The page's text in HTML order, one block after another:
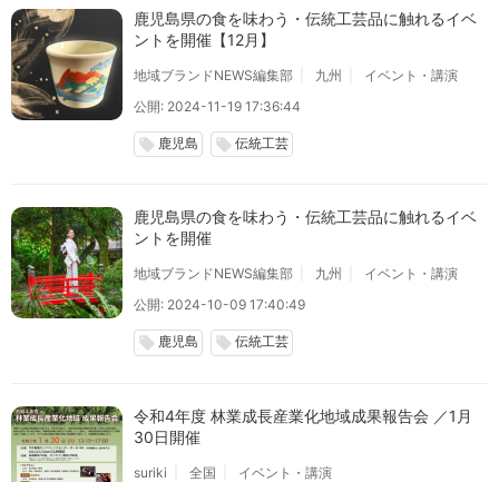
鹿児島県の食を味わう・伝統工芸品に触れるイベ
ントを開催【12月】
地域ブランドNEWS編集部 九州
イベント・講演
公開: 2024-11-19 17:36:44
local_offer 鹿児島 local_offer 伝統工芸
鹿児島県の食を味わう・伝統工芸品に触れるイベ
ントを開催
地域ブランドNEWS編集部 九州
イベント・講演
公開: 2024-10-09 17:40:49
local_offer 鹿児島 local_offer 伝統工芸
令和4年度 林業成長産業化地域成果報告会 ／1月
30日開催
suriki 全国
イベント・講演